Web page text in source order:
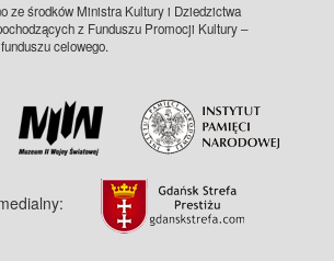
ze środków Ministra Kultury i Dziedzictwa
z Funduszu Promocji Kultury –
celowego.